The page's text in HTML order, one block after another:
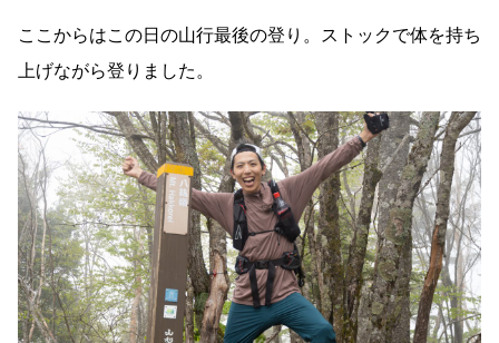
ここからはこの日の山行最後の登り。ストックで体を持ち
上げながら登りました。